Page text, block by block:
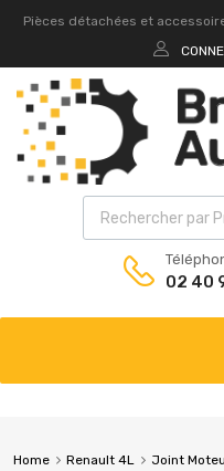
Pièces détachées et
02 40
Home Renault 4L Joint